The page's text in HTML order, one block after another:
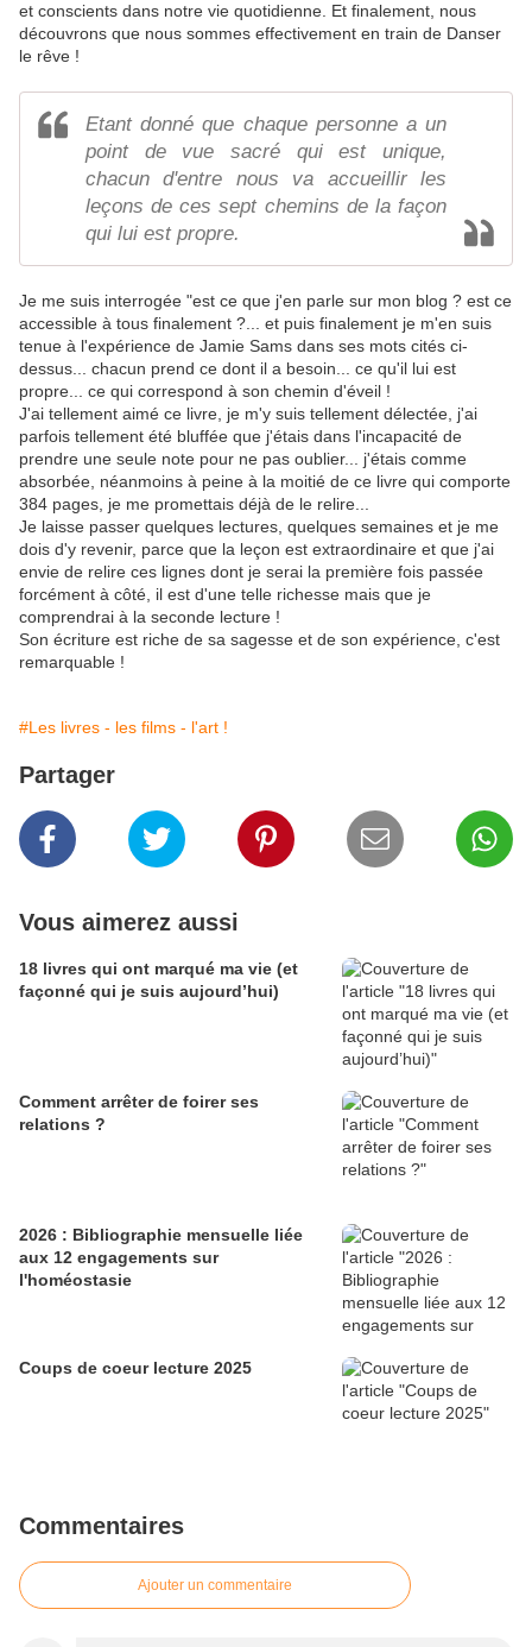
et conscients dans notre vie quotidienne. Et finalement, nous
découvrons que nous sommes effectivement en train de Danser
le rêve !
Etant donné que chaque personne a un
point de vue sacré qui est unique,
chacun d'entre nous va accueillir les
leçons de ces sept chemins de la façon
qui lui est propre.
Je me suis interrogée "est ce que j'en parle sur mon blog ? est ce
accessible à tous finalement ?... et puis finalement je m'en suis
tenue à l'expérience de Jamie Sams dans ses mots cités ci-
dessus... chacun prend ce dont il a besoin... ce qu'il lui est
propre... ce qui correspond à son chemin d'éveil !
J'ai tellement aimé ce livre, je m'y suis tellement délectée, j'ai
parfois tellement été bluffée que j'étais dans l'incapacité de
prendre une seule note pour ne pas oublier... j'étais comme
absorbée, néanmoins à peine à la moitié de ce livre qui comporte
384 pages, je me promettais déjà de le relire...
Je laisse passer quelques lectures, quelques semaines et je me
dois d'y revenir, parce que la leçon est extraordinaire et que j'ai
envie de relire ces lignes dont je serai la première fois passée
forcément à côté, il est d'une telle richesse mais que je
comprendrai à la seconde lecture !
Son écriture est riche de sa sagesse et de son expérience, c'est
remarquable !
#Les livres - les films - l'art !
Partager
Vous aimerez aussi
18 livres qui ont marqué ma vie (et
façonné qui je suis aujourd’hui)
Comment arrêter de foirer ses
relations ?
2026 : Bibliographie mensuelle liée
aux 12 engagements sur
l'homéostasie
Coups de coeur lecture 2025
Commentaires
Ajouter un commentaire